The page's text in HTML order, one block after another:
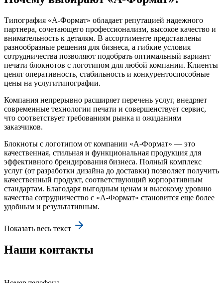
Типография «А-Формат» обладает репутацией надежного
партнера, сочетающего профессионализм, высокое качество и
внимательность к деталям. В ассортименте представлены
разнообразные решения для бизнеса, а гибкие условия
сотрудничества позволяют подобрать оптимальный вариант
печати блокнотов с логотипом для любой компании. Клиенты
ценят оперативность, стабильность и конкурентоспособные
цены на услугитипографии.
Компания непрерывно расширяет перечень услуг, внедряет
современные технологии печати и совершенствует сервис,
что соответствует требованиям рынка и ожиданиям
заказчиков.
Блокноты с логотипом от компании «А-Формат» — это
качественная, стильная и функциональная продукция для
эффективного брендирования бизнеса. Полный комплекс
услуг (от разработки дизайна до доставки) позволяет получить
качественный продукт, соответствующий корпоративным
стандартам. Благодаря выгодным ценам и высокому уровню
качества сотрудничество с «А-Формат» становится еще более
удобным и результативным.
Показать весь текст
Наши контакты